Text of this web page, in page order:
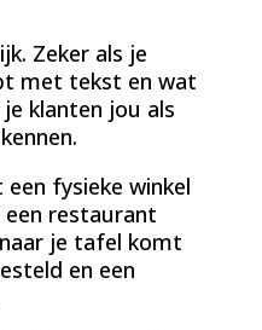
Zeker als je
met tekst en wat
klanten jou als
fysieke winkel
restaurant
je tafel komt
en een